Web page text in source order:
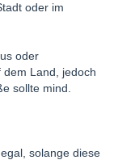
oder im
oder
Land, jedoch
sollte mind.
solange diese